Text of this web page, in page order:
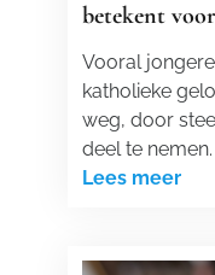
betekent
Vooral
katholieke
weg, door
deel te nemen.
Lees meer